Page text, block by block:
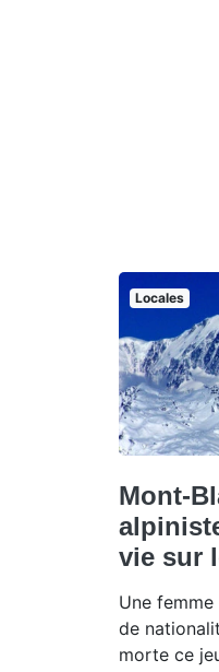
Locales
Mont-
vie sur
Une femme
de
morte ce